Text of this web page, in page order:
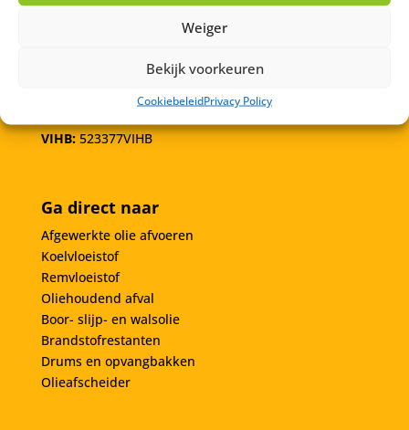
Weiger
Bekijk voorkeuren
CookiebeleidPrivacy Policy
staan voor u klaar!
VIHB:523377VIHB
Ga direct naar
Afgewerkte olie afvoeren
Koelvloeistof
Remvloeistof
Oliehoudend afval
Boor- slijp- en walsolie
Brandstofrestanten
Drums en opvangbakken
Olieafscheider